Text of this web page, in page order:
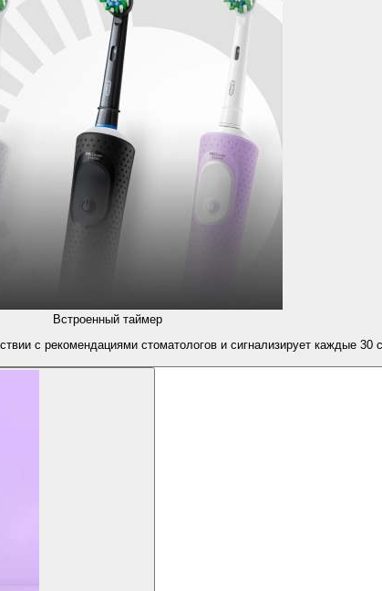
Встроенный таймер
с рекомендациями стоматологов и сигнализирует каждые 30